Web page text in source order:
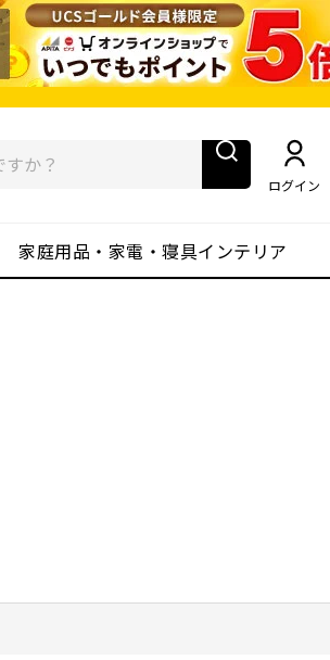
ログイン
家庭用品・家電・寝具インテリア